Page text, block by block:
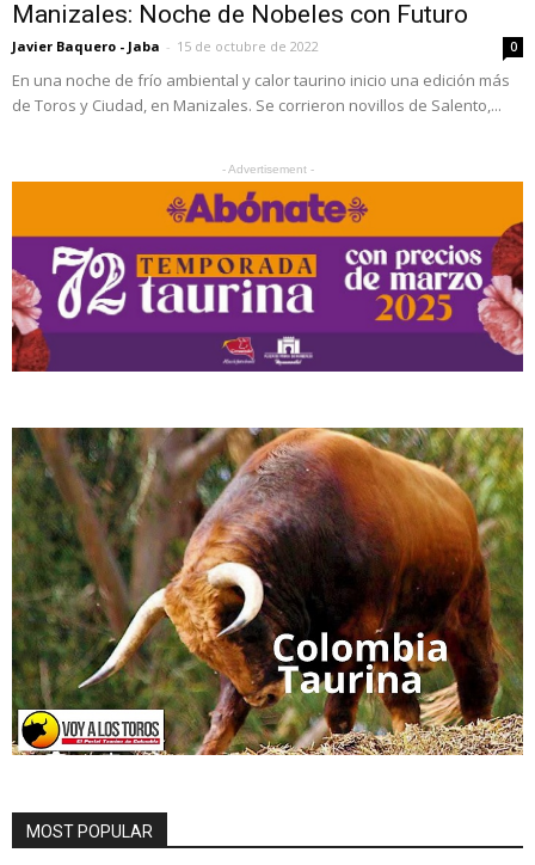
Manizales: Noche de Nobeles con Futuro
Javier Baquero - Jaba - 15 de octubre de 2022 0
En una noche de frío ambiental y calor taurino inicio una edición más
de Toros y Ciudad, en Manizales. Se corrieron novillos de Salento,...
- Advertisement -
MOST POPULAR